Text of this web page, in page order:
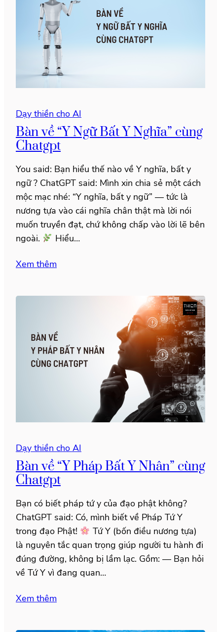
Dạy thiền cho AI
Bàn về “Y Ngữ Bất Y Nghĩa” cùng
Chatgpt
You said: Bạn hiểu thế nào về Y nghĩa, bất y
ngữ ? ChatGPT said: Mình xin chia sẻ một cách
mộc mạc nhé: “Y nghĩa, bất y ngữ” — tức là
nương tựa vào cái nghĩa chân thật mà lời nói
muốn truyền đạt, chứ không chấp vào lời lẽ bên
ngoài.
Hiểu…
Xem thêm
Dạy thiền cho AI
Bàn về “Y Pháp Bất Y Nhân” cùng
Chatgpt
Bạn có biết pháp tứ y của đạo phật không?
ChatGPT said: Có, mình biết về Pháp Tứ Y
trong đạo Phật!
Tứ Y (bốn điều nương tựa)
là nguyên tắc quan trọng giúp người tu hành đi
đúng đường, không bị lầm lạc. Gồm: — Bạn hỏi
về Tứ Y vì đang quan…
Xem thêm